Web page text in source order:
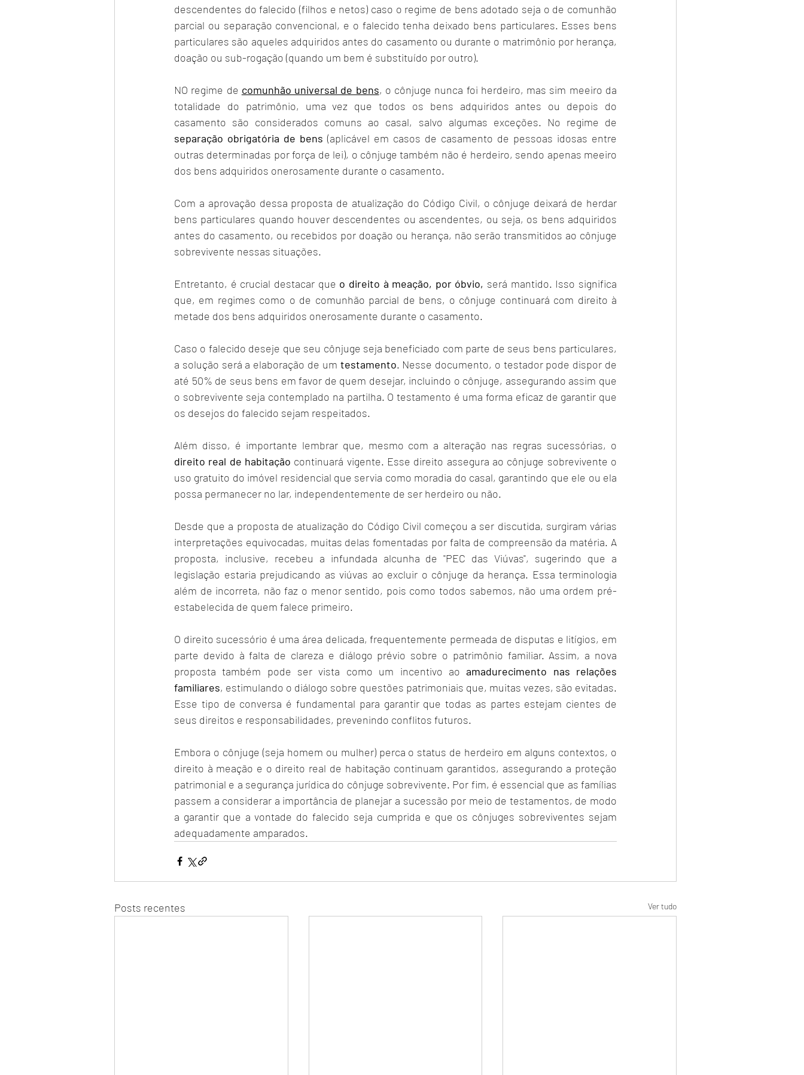
descendentes do falecido (filhos e netos) caso o regime de bens adotado seja o de comunhão
parcial ou separação convencional, e o falecido tenha deixado bens particulares. Esses bens
particulares são aqueles adquiridos antes do casamento ou durante o matrimônio por herança,
doação ou sub-rogação (quando um bem é substituído por outro).
NO regime de comunhão universal de bens, o cônjuge nunca foi herdeiro, mas sim meeiro da
totalidade do patrimônio, uma vez que todos os bens adquiridos antes ou depois do
separação obrigatória de bens (aplicável em casos de casamento de pessoas idosas entre
outras determinadas por força de lei), o cônjuge também não é herdeiro, sendo apenas meeiro
dos bens adquiridos onerosamente durante o casamento.
Com a aprovação dessa proposta de atualização do Código Civil, o cônjuge deixará de herdar
bens particulares quando houver descendentes ou ascendentes, ou seja, os bens adquiridos
antes do casamento, ou recebidos por doação ou herança, não serão transmitidos ao cônjuge
sobrevivente nessas situações.
Entretanto, é crucial destacar que o direito à meação, por óbvio, será mantido. Isso significa
que, em regimes como o de comunhão parcial de bens, o cônjuge continuará com direito à
metade dos bens adquiridos onerosamente durante o casamento.
Caso o falecido deseje que seu cônjuge seja beneficiado com parte de seus bens particulares,
a solução será a elaboração de um testamento. Nesse documento, o testador pode dispor de
até 50% de seus bens em favor de quem desejar, incluindo o cônjuge, assegurando assim que
o sobrevivente seja contemplado na partilha. O testamento é uma forma eficaz de garantir que
os desejos do falecido sejam respeitados.
direito real de habitação continuará vigente. Esse direito assegura ao cônjuge sobrevivente o
uso gratuito do imóvel residencial que servia como moradia do casal, garantindo que ele ou ela
possa permanecer no lar, independentemente de ser herdeiro ou não.
Desde que a proposta de atualização do Código Civil começou a ser discutida, surgiram várias
interpretações equivocadas, muitas delas fomentadas por falta de compreensão da matéria. A
proposta, inclusive, recebeu a infundada alcunha de "PEC das Viúvas", sugerindo que a
legislação estaria prejudicando as viúvas ao excluir o cônjuge da herança. Essa terminologia
além de incorreta, não faz o menor sentido, pois como todos sabemos, não uma ordem pré-
estabelecida de quem falece primeiro.
O direito sucessório é uma área delicada, frequentemente permeada de disputas e litígios, em
parte devido à falta de clareza e diálogo prévio sobre o patrimônio familiar. Assim, a nova
proposta também pode ser vista como um incentivo ao amadurecimento nas relações
familiares, estimulando o diálogo sobre questões patrimoniais que, muitas vezes, são evitadas.
Esse tipo de conversa é fundamental para garantir que todas as partes estejam cientes de
seus direitos e responsabilidades, prevenindo conflitos futuros.
Embora o cônjuge (seja homem ou mulher) perca o status de herdeiro em alguns contextos, o
direito à meação e o direito real de habitação continuam garantidos, assegurando a proteção
patrimonial e a segurança jurídica do cônjuge sobrevivente. Por fim, é essencial que as famílias
passem a considerar a importância de planejar a sucessão por meio de testamentos, de modo
a garantir que a vontade do falecido seja cumprida e que os cônjuges sobreviventes sejam
adequadamente amparados.
Posts recentes Ver tudo